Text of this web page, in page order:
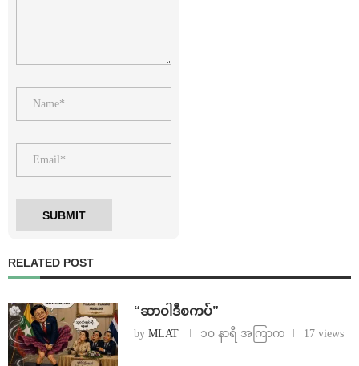
RELATED POST
“ဆာဝါဒီစကပ်”
by MLAT ၁၀ နာရီ အကြာက 17 views